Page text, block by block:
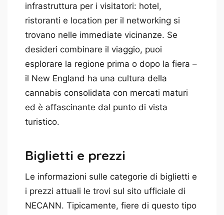
infrastruttura per i visitatori: hotel,
ristoranti e location per il networking si
trovano nelle immediate vicinanze. Se
desideri combinare il viaggio, puoi
esplorare la regione prima o dopo la fiera –
il New England ha una cultura della
cannabis consolidata con mercati maturi
ed è affascinante dal punto di vista
turistico.
Biglietti e prezzi
Le informazioni sulle categorie di biglietti e
i prezzi attuali le trovi sul sito ufficiale di
NECANN. Tipicamente, fiere di questo tipo